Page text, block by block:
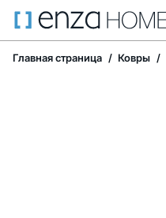
Главная страница Ковры